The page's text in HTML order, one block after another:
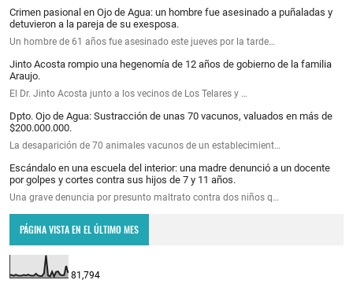
Crimen pasional en Ojo de Agua: un hombre fue asesinado a puñaladas y
detuvieron a la pareja de su exesposa.
Un hombre de 61 años fue asesinado este jueves por la tarde…
Jinto Acosta rompio una hegenomía de 12 años de gobierno de la familia
Araujo.
El Dr. Jinto Acosta junto a los vecinos de Los Telares y …
Dpto. Ojo de Agua: Sustracción de unas 70 vacunos, valuados en más de
$200.000.000.
La desaparición de 70 animales vacunos de un establecimient…
Escándalo en una escuela del interior: una madre denunció a un docente
por golpes y cortes contra sus hijos de 7 y 11 años.
Una grave denuncia por presunto maltrato contra dos niños q…
PÁGINA VISTA EN EL ÚLTIMO MES
81,794